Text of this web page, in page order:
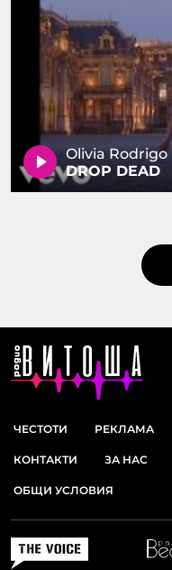
Olivia Rodrigo
DROP DEAD
ЧЕСТОТИ РЕКЛАМА
КОНТАКТИ ЗА НАС
ОБЩИ УСЛОВИЯ